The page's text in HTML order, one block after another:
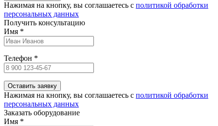
Нажимая на кнопку, вы соглашаетесь c политикой обработки
персональных данных
Получить консультацию
Имя *
Телефон *
Нажимая на кнопку, вы соглашаетесь c политикой обработки
персональных данных
Заказать оборудование
Имя *